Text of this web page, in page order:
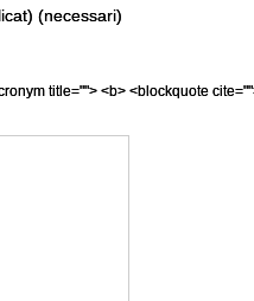
(necessari)
title=""> <b> <blockquote